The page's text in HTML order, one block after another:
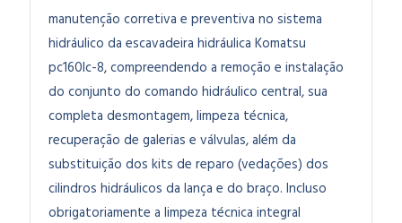
manutenção corretiva e preventiva no sistema
hidráulico da escavadeira hidráulica Komatsu
pc160lc-8, compreendendo a remoção e instalação
do conjunto do comando hidráulico central, sua
completa desmontagem, limpeza técnica,
recuperação de galerias e válvulas, além da
substituição dos kits de reparo (vedações) dos
cilindros hidráulicos da lança e do braço. Incluso
obrigatoriamente a limpeza técnica integral